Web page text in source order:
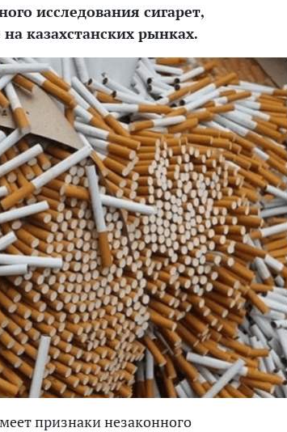
исследования сигарет,
казахстанских рынках.
признаки незаконного